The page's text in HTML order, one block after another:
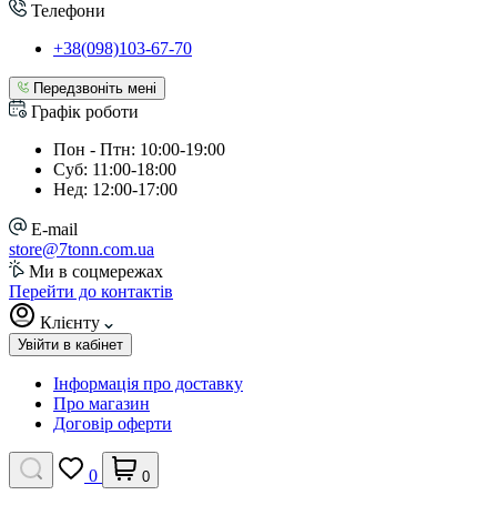
Телефони
+38(098)103-67-70
Передзвоніть мені
Графік роботи
Пон - Птн: 10:00-19:00
Суб: 11:00-18:00
Нед: 12:00-17:00
E-mail
store@7tonn.com.ua
Ми в соцмережах
Перейти до контактів
Клієнту
Увійти в кабінет
Інформація про доставку
Про магазин
Договір оферти
0 0